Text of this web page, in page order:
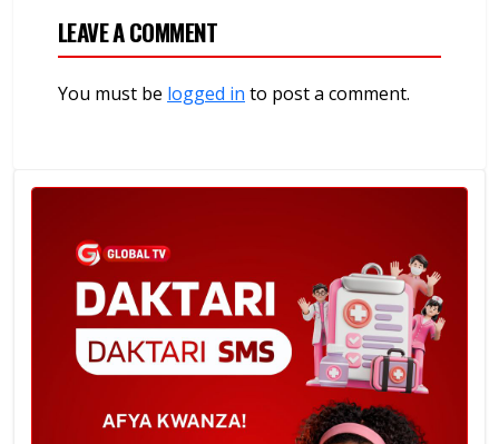
LEAVE A COMMENT
You must be logged in to post a comment.